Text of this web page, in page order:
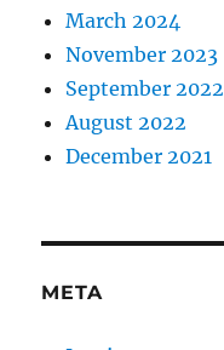
March 2024
November 2023
September 2022
August 2022
December 2021
META